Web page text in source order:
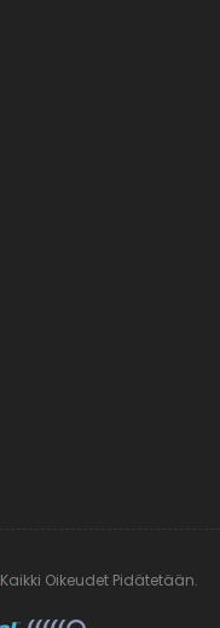
Kaikki Oikeudet Pidätetään.